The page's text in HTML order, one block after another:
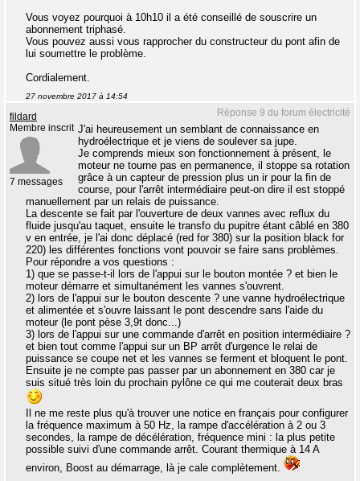
Vous voyez pourquoi à 10h10 il a été conseillé de souscrire un
abonnement triphasé.
Vous pouvez aussi vous rapprocher du constructeur du pont afin de
lui soumettre le problème.
Cordialement.
27 novembre 2017 à 14:54
Réponse 9 du forum électricité
fildard
Membre inscrit
7 messages
J'ai heureusement un semblant de connaissance en
hydroélectrique et je viens de soulever sa jupe.
Je comprends mieux son fonctionnement à présent, le
moteur ne tourne pas en permanence, il stoppe sa rotation
grâce à un capteur de pression plus un ir pour la fin de
course, pour l'arrêt intermédiaire peut-on dire il est stoppé
manuellement par un relais de puissance.
La descente se fait par l'ouverture de deux vannes avec reflux du
fluide jusqu'au taquet, ensuite le transfo du pupitre étant câblé en 380
v en entrée, je l'ai donc déplacé (red for 380) sur la position black for
220) les différentes fonctions vont pouvoir se faire sans problèmes.
Pour répondre a vos questions :
1) que se passe-t-il lors de l'appui sur le bouton montée ? et bien le
moteur démarre et simultanément les vannes s'ouvrent.
2) lors de l'appui sur le bouton descente ? une vanne hydroélectrique
et alimentée et s'ouvre laissant le pont descendre sans l'aide du
moteur (le pont pèse 3,9t donc...)
3) lors de l'appui sur une commande d'arrêt en position intermédiaire ?
et bien tout comme l'appui sur un BP arrêt d'urgence le relai de
puissance se coupe net et les vannes se ferment et bloquent le pont.
Ensuite je ne compte pas passer par un abonnement en 380 car je
suis situé très loin du prochain pylône ce qui me couterait deux bras
Il ne me reste plus qu'à trouver une notice en français pour configurer
la fréquence maximum à 50 Hz, la rampe d'accélération à 2 ou 3
secondes, la rampe de décélération, fréquence mini : la plus petite
possible suivi d'une commande arrêt. Courant thermique à 14 A
environ, Boost au démarrage, là je cale complètement.